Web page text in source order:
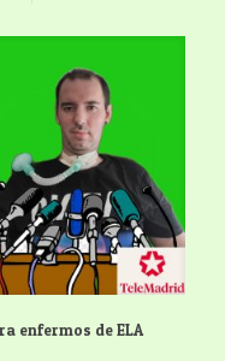
enfermos de ELA